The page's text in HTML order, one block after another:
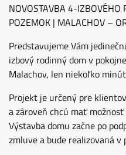
NOVOSTAVBA 4-IZBOVÉHO
POZEMOK | MALACHOV –
Predstavujeme Vám
izbový rodinný dom v
Malachov, len niekoľko
Projekt je určený pre
a zároveň chcú mať
Výstavba domu začne po
zmluve a bude realizovaná v